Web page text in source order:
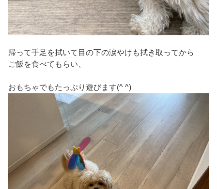
帰って手足を拭いて目の下の涙やけも拭き取ってから
ご飯を食べてもらい、
おもちゃでもたっぷり遊びます(^ ^)